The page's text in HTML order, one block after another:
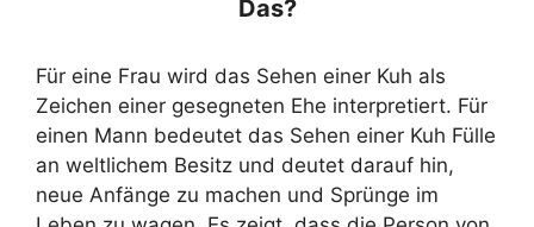
Das?
Für eine Frau wird das Sehen einer Kuh als
Zeichen einer gesegneten Ehe interpretiert. Für
einen Mann bedeutet das Sehen einer Kuh Fülle
an weltlichem Besitz und deutet darauf hin,
neue Anfänge zu machen und Sprünge im